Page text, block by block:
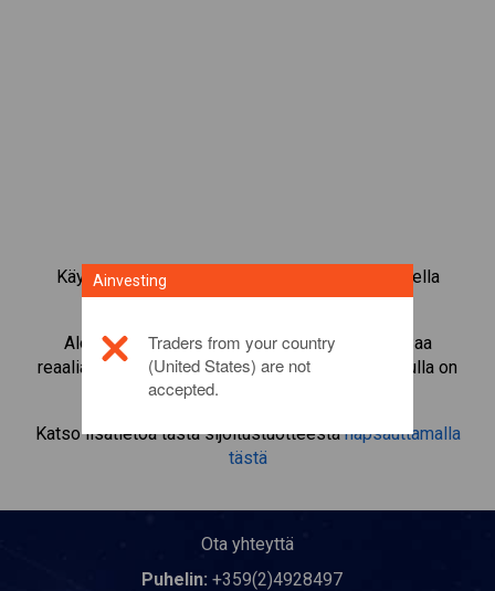
Käy kauppaa yli 1 000 kansainvälisellä osakkeella
Ainvestingin CFD-kaupankäyntialustalla.
Aloita instrumentinWPPCFD-kaupankäynti. Saa
reaaliaikaisia tarjouksia ja nosta osinkoja, jos sinulla on
itse osake.
Katso lisätietoa tästä sijoitustuotteestanapsauttamalla
tästä
Ota yhteyttä
Puhelin: +359(2)4928497
Ainvesting
Traders from your country
(United States) are not
accepted.